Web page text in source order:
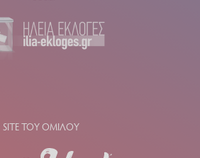
SITE ΤΟΥ ΟΜΙΛΟΥ